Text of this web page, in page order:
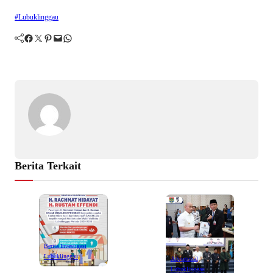
#Lubuklinggau
Facebook Twitter Pinterest Mail WhatsApp
Berita Terkait
Berita Investigasi
Lubuklinggau
Advertorial
Lubuklinggau